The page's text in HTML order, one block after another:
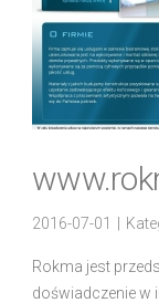
2016-07-01
Rokma jest
doświadczenie w